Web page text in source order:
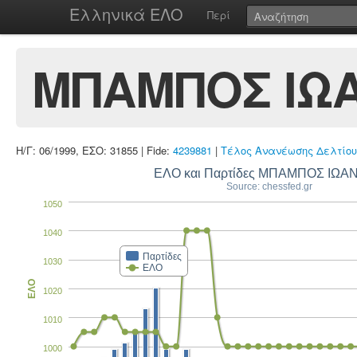
Ελληνικά ΕΛΟ Περί
ΜΠΑΜΠΟΣ
Η/Γ: 06/1999, ΕΣΟ: 31855 | Fide: 4239881 | Τέλος Ανανέωσης Δελτίου
ΕΛΟ και Παρτίδες ΜΠΑΜΠΟΣ
Source: chessfed.gr
Παρτίδες
ΕΛΟ
1000
1010
1020
1030
1040
1050
ΕΛΟ